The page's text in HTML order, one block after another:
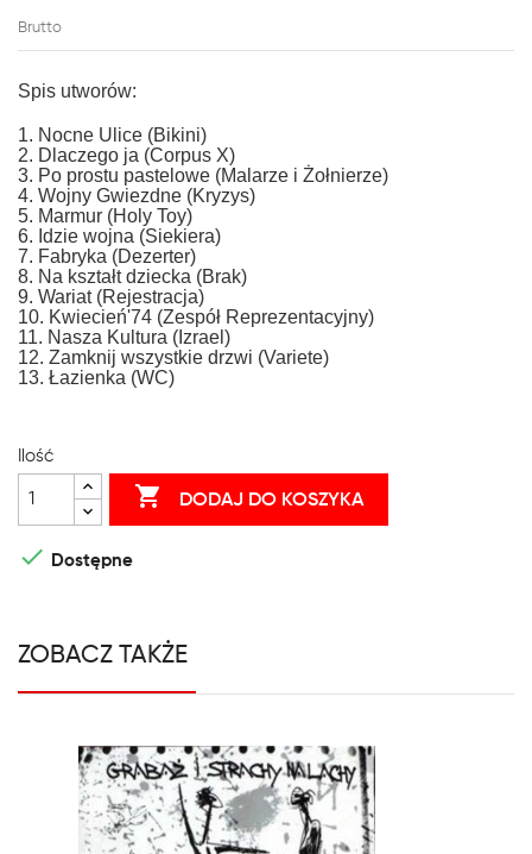
Brutto
Spis utworów:
1. Nocne Ulice (Bikini)
2. Dlaczego ja (Corpus X)
3. Po prostu pastelowe (Malarze i Żołnierze)
4. Wojny Gwiezdne (Kryzys)
5. Marmur (Holy Toy)
6. Idzie wojna (Siekiera)
7. Fabryka (Dezerter)
8. Na kształt dziecka (Brak)
9. Wariat (Rejestracja)
10. Kwiecień'74 (Zespół Reprezentacyjny)
11. Nasza Kultura (Izrael)
12. Zamknij wszystkie drzwi (Variete)
13. Łazienka (WC)
Ilość
 DODAJ DO KOSZYKA
 Dostępne
ZOBACZ TAKŻE